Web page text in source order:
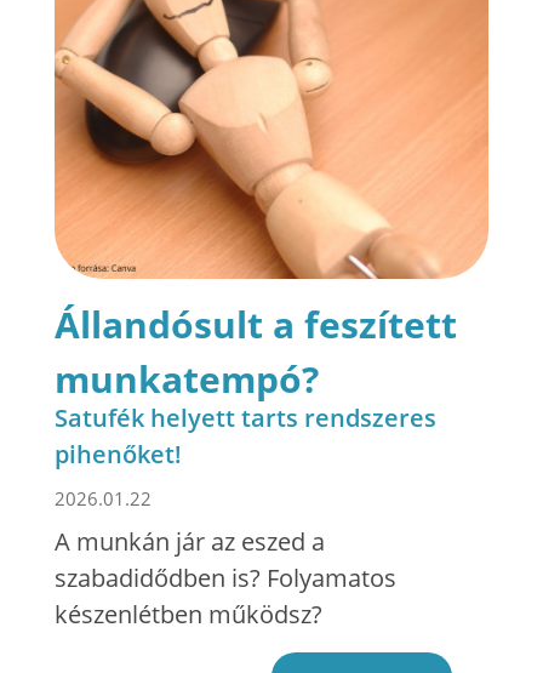
Állandósult a feszített
munkatempó?
Satufék helyett tarts rendszeres
pihenőket!
2026.01.22
A munkán jár az eszed a
szabadidődben is? Folyamatos
készenlétben működsz?